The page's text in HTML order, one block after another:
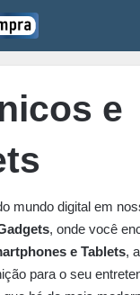
e
mundo digital em
, onde você
e Tablets,
para o seu